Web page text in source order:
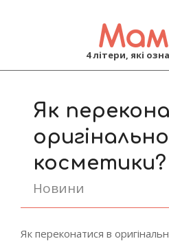
4 літери, які
Як
косметики?
Новини
Як переконатися в